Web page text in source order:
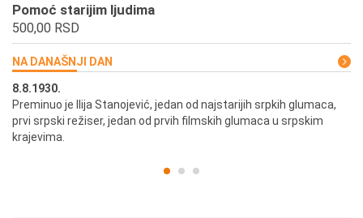
Pomoć starijim ljudima
500,00 RSD
NA DANAŠNJI DAN
8.8.1930.
Preminuo je Ilija Stanojević, jedan od najstarijih srpkih glumaca,
prvi srpski režiser, jedan od prvih filmskih glumaca u srpskim
krajevima.